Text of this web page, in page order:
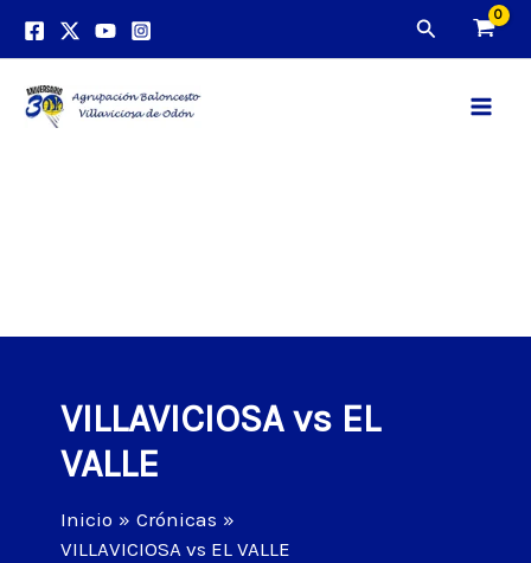
Buscar
VILLAVICIOSA vs EL
VALLE
Inicio
Crónicas
VILLAVICIOSA vs EL VALLE